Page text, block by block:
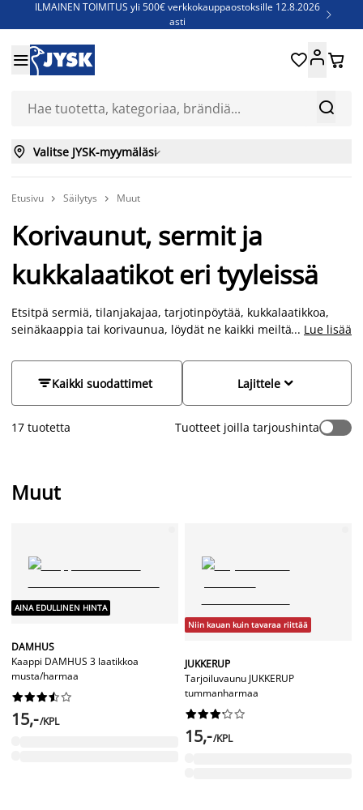
ILMAINEN TOIMITUS yli 500€ verkkokauppaostoksille 12.8.2026
asti

Jenkkisänkyjä - Säästä jopa 60%


 
 Valitse JYSK-myymäläsi
Etusivu  Säilytys  Muut
Korivaunut, sermit ja
kukkalaatikot eri tyyleissä
Etsitpä sermiä, tilanjakajaa, tarjotinpöytää, kukkalaatikkoa,
seinäkaappia tai korivaunua, löydät ne kaikki meiltä. JYSK
piensäilytysratkaisuja. Tutustu ja osta edullisesti jo tänään.
... Lue lisää
Kaikki suodattimet 
Lajittele
17 tuotetta Tuotteet joilla tarjoushinta
Muut
AINA EDULLINEN HINTA
DAMHUS
Kaappi DAMHUS 3 laatikkoa
musta/harmaa






15,-/KPL
Niin kauan kuin tavaraa riittää
JUKKERUP
Tarjoiluvaunu JUKKERUP
tummanharmaa






15,-/KPL